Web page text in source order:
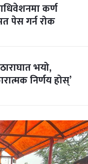
कर्ण
पेस गर्न रोक
भयो,
निर्णय होस्’